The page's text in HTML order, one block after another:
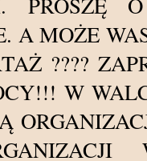
A MOŻE
????
W